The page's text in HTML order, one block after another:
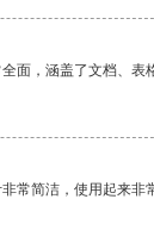
面，涵盖了文档、表
常简洁，使用起来非